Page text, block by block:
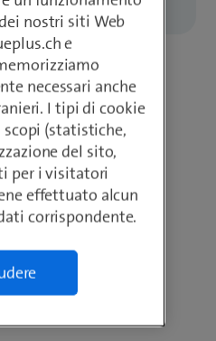
i seguenti media
nostri siti Web
e
necessari anche
I tipi di cookie
(statistiche,
del sito,
per i visitatori
effettuato alcun
corrispondente.